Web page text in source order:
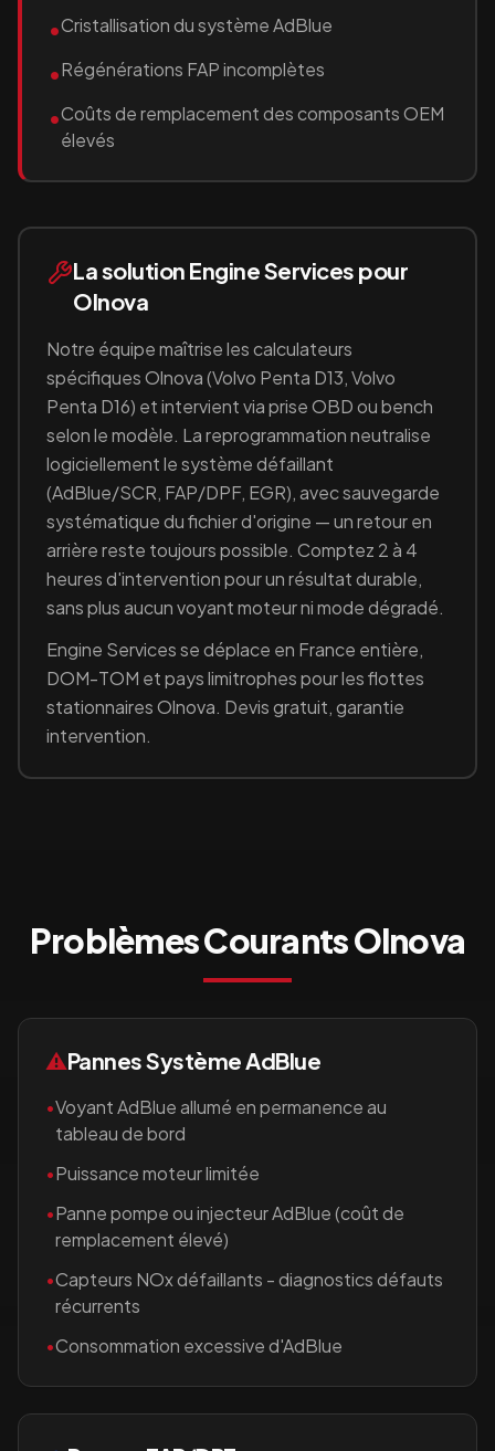
•Cristallisation du système AdBlue
•Régénérations FAP incomplètes
•Coûts de remplacement des composants OEM
élevés
La solution Engine Services pour
Olnova
Notre équipe maîtrise les calculateurs
spécifiquesOlnova(Volvo Penta D13, Volvo
Penta D16) et intervient via prise OBD ou bench
selon le modèle. La reprogrammation neutralise
logiciellement le système défaillant
(AdBlue/SCR, FAP/DPF, EGR), avec sauvegarde
systématique du fichier d'origine — un retour en
arrière reste toujours possible. Comptez 2 à 4
heures d'intervention pour un résultat durable,
sans plus aucun voyant moteur ni mode dégradé.
Engine Services se déplace en France entière,
DOM-TOM et pays limitrophes pour les flottes
stationnairesOlnova. Devis gratuit, garantie
intervention.
Problèmes CourantsOlnova
⚠️Pannes Système AdBlue
•Voyant AdBlue allumé en permanence au
tableau de bord
•Puissance moteur limitée
•Panne pompe ou injecteur AdBlue (coût de
remplacement élevé)
•Capteurs NOx défaillants - diagnostics défauts
récurrents
•Consommation excessive d'AdBlue